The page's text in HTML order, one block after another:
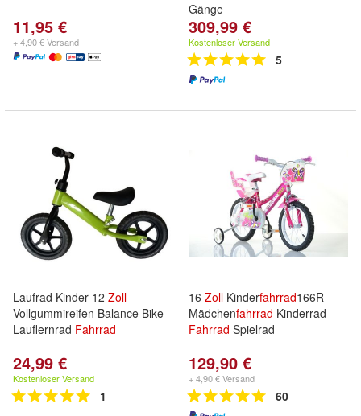
11,95 €
+ 4,90 € Versand
Gänge
309,99 €
Kostenloser Versand
5
Laufrad Kinder 12 Zoll
Vollgummireifen Balance Bike
Lauflernrad Fahrrad
24,99 €
Kostenloser Versand
1
16 Zoll Kinderfahrrad166R
Mädchenfahrrad Kinderrad
Fahrrad Spielrad
129,90 €
+ 4,90 € Versand
60